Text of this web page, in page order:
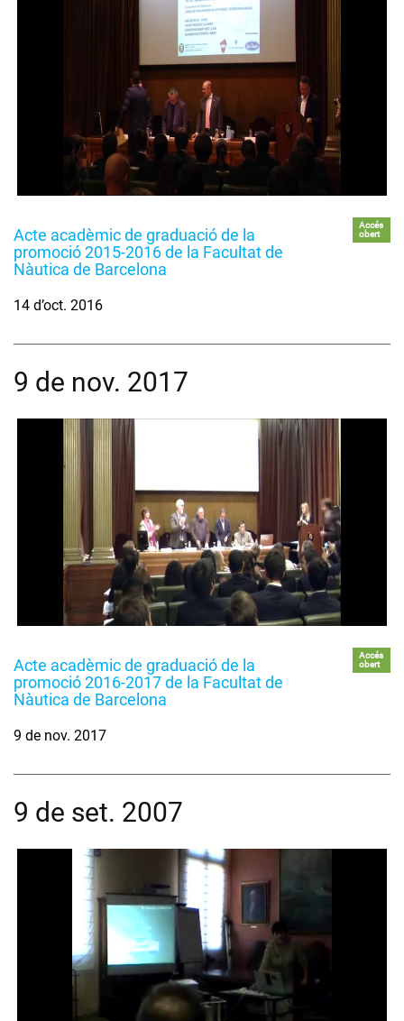
Acte acadèmic de graduació de la
promoció 2015-2016 de la Facultat de
Nàutica de Barcelona
Accés
obert
14 d’oct. 2016
9 de nov. 2017
Acte acadèmic de graduació de la
promoció 2016-2017 de la Facultat de
Nàutica de Barcelona
Accés
obert
9 de nov. 2017
9 de set. 2007